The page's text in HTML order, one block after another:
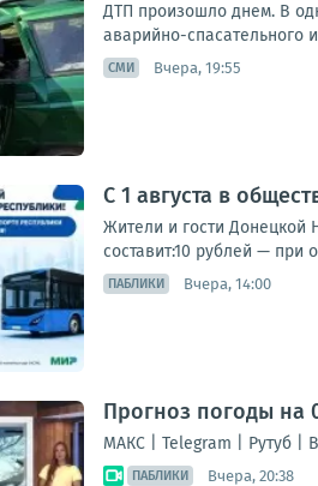
ДТП произошло днем. В
аварийно-спасательного
СМИ Вчера, 19:55
С 1 августа в
Жители и гости Донецкой
составит:10 рублей — при
ПАБЛИКИ Вчера, 14:00
Прогноз погоды на
МАКС | Telegram | Рутуб |
ПАБЛИКИ Вчера, 20:38